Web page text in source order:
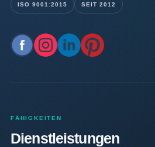
ISO 9001:2015 SEIT 2012
FÄHIGKEITEN
Dienstleistungen